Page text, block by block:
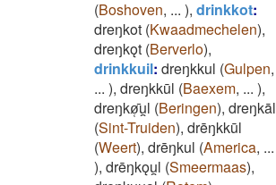
(Boshoven, ... ), drinkkot:
dreŋkot (Kwaadmechelen),
dreŋkǫt (Berverlo),
drinkkuil: dreŋkkul (Gulpen,
... ), dreŋkkūl (Baexem, ... ),
dreŋkø̜̄u̯l (Beringen), dreŋkāl
(Sint-Truiden), drēŋkkūl
(Weert), drēŋkul (America, ...
), drēŋkǫu̯l (Smeermaas),